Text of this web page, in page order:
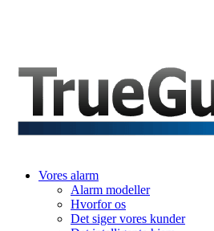
Vores alarm
Alarm modeller
Hvorfor os
Det siger vores kunder